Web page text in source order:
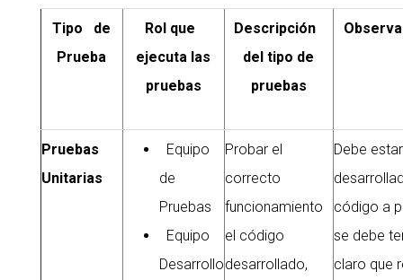
Tipo de
Prueba
Rol que
ejecuta las
pruebas
Descripción
del tipo de
pruebas
Pruebas
Unitarias
Equipo
de
Pruebas
Equipo
Desarrollo
Probar el
correcto
funcionamiento
el código
desarrollado,
Debe estar
código a
se debe
claro que